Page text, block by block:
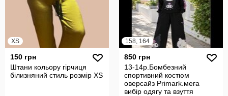
XS
150 грн
Штани кольору гірчиця
білизняний стиль розмір XS
158, 164
850 грн
13-14р.Бомбезний
спортивний костюм
оверсайз Primark.мега
вибір одягу та взуття